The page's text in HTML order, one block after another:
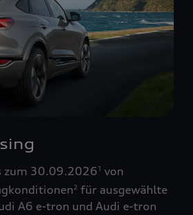
zum 30.09.20261 von
2 für ausgewählte
A6 e-tron und Audi e-tron